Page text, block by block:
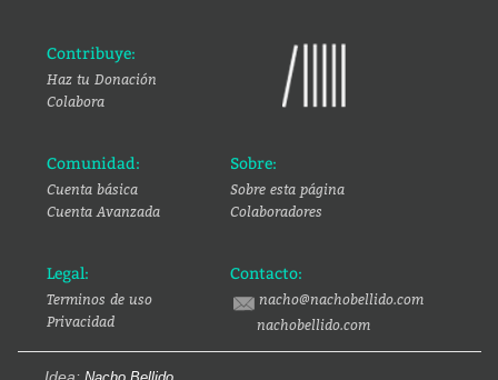
Contribuye:
Haz tu Donación
Colabora
Comunidad:
Cuenta básica
Cuenta Avanzada
Sobre:
Sobre esta página
Colaboradores
Legal:
Terminos de uso
Privacidad
Contacto:
nacho@nachobellido.com
nachobellido.com
Idea: